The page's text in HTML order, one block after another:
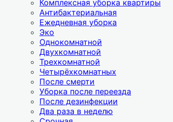
Комплексная уборка квартиры
Антибактериальная
Ежедневная уборка
Эко
Однокомнатной
Двухкомнатной
Трехкомнатной
Четырёхкомнатных
После смерти
Уборка после переезда
После дезинфекции
Два раза в неделю